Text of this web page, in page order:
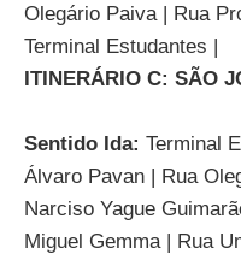
Olegário Paiva | Rua
Terminal Estudantes |
ITINERÁRIO C: SÃO
Sentido Ida: Terminal
Álvaro Pavan | Rua
Narciso Yague
Miguel Gemma | Rua